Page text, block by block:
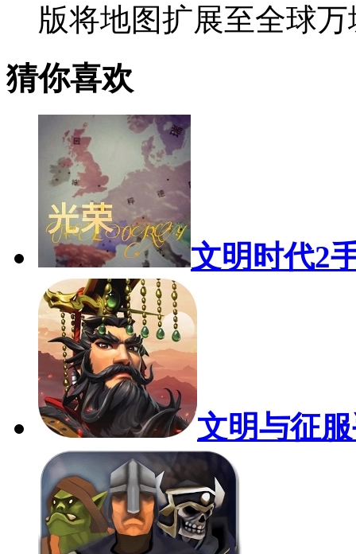
版将地图扩展至全球
猜你喜欢
文明时代2
文明与征